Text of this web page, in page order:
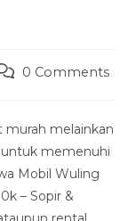
0 Comments
murah melainkan
untuk memenuhi
Mobil Wuling
– Sopir &